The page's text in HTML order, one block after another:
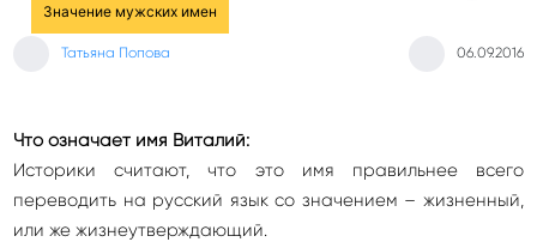
Значение мужских имен
Татьяна Попова 06.09.2016
Что означает имя Виталий:
Историки считают, что это имя правильнее всего
переводить на русский язык со значением – жизненный,
или же жизнеутверждающий.